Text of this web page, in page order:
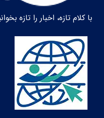
با کلام تازه، اخبار را تازه